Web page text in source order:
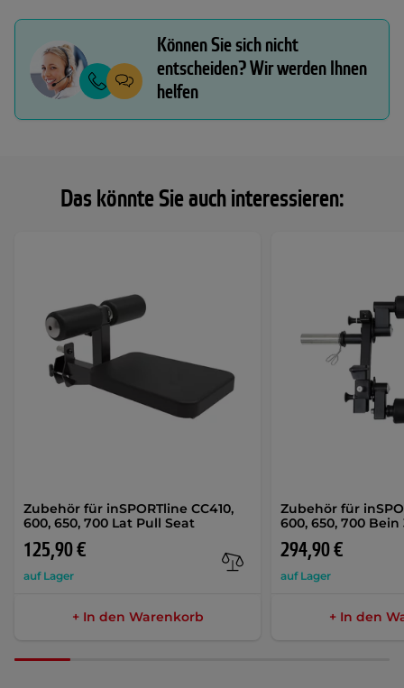
Das könnte Sie auch interessieren:
Zubehör für inSPORTline CC410,
600, 650, 700 Lat Pull Seat
125,90 €
auf Lager
+ In den Warenkorb
Zubehör für
600, 650, 700 Bein
294,90 €
auf Lager
+ In den
Können Sie sich nicht
entscheiden? Wir werden Ihnen
helfen